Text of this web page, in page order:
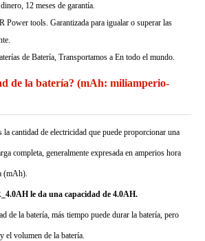
12 meses de garantía.
Power tools. Garantizada para igualar o superar las
de Batería, Transportamos a En todo el mundo.
de la batería? (mAh: miliamperio-
la cantidad de electricidad que puede proporcionar una
completa, generalmente expresada en amperios hora
(mAh).
le da una capacidad de 4.0AH.
de la batería, más tiempo puede durar la batería, pero
el volumen de la batería.